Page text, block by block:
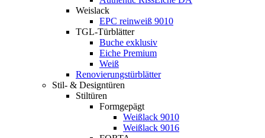
Weislack
EPC reinweiß 9010
TGL-Türblätter
Buche exklusiv
Eiche Premium
Weiß
Renovierungstürblätter
Stil- & Designtüren
Stiltüren
Formgepägt
Weißlack 9010
Weißlack 9016